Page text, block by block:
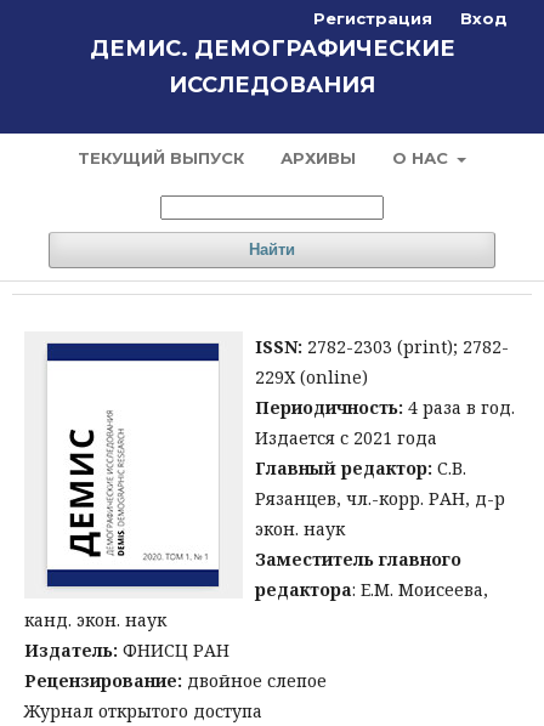
ДЕМИС. ДЕМОГРАФИЧЕСКИЕ
ИССЛЕДОВАНИЯ
ТЕКУЩИЙ ВЫПУСК АРХИВЫ О НАС
Найти
Регистрация Вход
ISSN: 2782-2303 (print); 2782-
229X (online)
Периодичность: 4 раза в год.
Издается с 2021 года
Главный редактор: С.В.
Рязанцев, чл.-корр. РАН, д-р
экон. наук
Заместитель главного
редактора: Е.М. Моисеева,
канд. экон. наук
Издатель: ФНИСЦ РАН
Рецензирование: двойное слепое
Журнал открытого доступа